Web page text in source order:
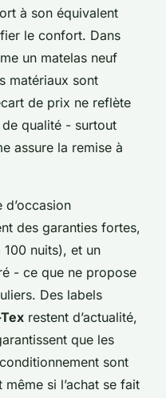
à son équivalent
le confort. Dans
un matelas neuf
matériaux sont
de prix ne reflète
qualité - surtout
assure la remise à
d’occasion
des garanties fortes,
100 nuits), et un
- ce que ne propose
Des labels
restent d’actualité,
que les
sont
si l’achat se fait